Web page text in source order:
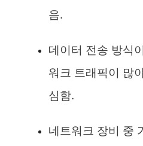
음.
데이터 전송 방식
워크 트래픽이 많
심함.
네트워크 장비 중